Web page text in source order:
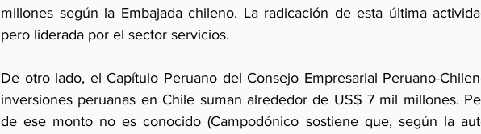
millones según la Embajada chileno. La radicación de esta última
pero liderada por el sector servicios.
De otro lado, el Capítulo Peruano del Consejo Empresarial Peruano-
inversiones peruanas en Chile suman alrededor de US$ 7 mil millones.
de ese monto no es conocido (Campodónico sostiene que, según la